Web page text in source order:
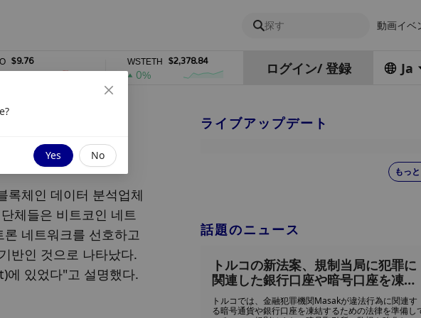
探す 動画イベ
WSTETH $2,378.84
0%
$0.76762686
1%
ZEC
4%
ログイン/ 登録 Ja
록체인 데이터 분석업체
체들은 비트코인 네트
네트워크를 선호하고
반인 것으로 나타났다.
에 있었다"고 설명했다.
ライブアップデート
もっと
話題のニュース
トルコの新法案、規制当局に犯罪に
関連した銀行口座や暗号口座を凍結
する権限を与える可能性
トルコでは、金融犯罪機関Masakが違法行為に関連す
る暗号通貨や銀行口座を凍結するための法律を準備し
Yes No